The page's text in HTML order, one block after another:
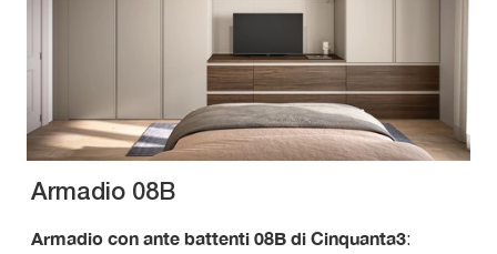
Armadio 08B
Armadio con ante battenti 08B di Cinquanta3: